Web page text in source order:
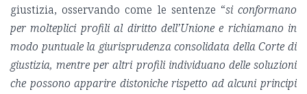
giustizia, osservando come le sentenze “si conformano
per molteplici profili al diritto dell’Unione e richiamano in
modo puntuale la giurisprudenza consolidata della Corte di
giustizia, mentre per altri profili individuano delle soluzioni
che possono apparire distoniche rispetto ad alcuni principi